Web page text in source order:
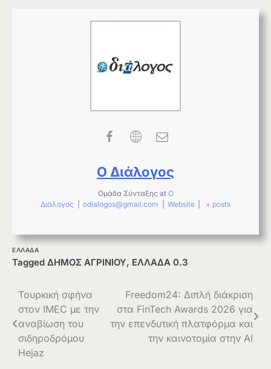
Ο Διάλογος
Ομάδα Σύνταξης at Ο
Διάλογος
odialogos@gmail.com Website + posts
ΕΛΛΑΔΑ
Tagged ΔΗΜΟΣ ΑΓΡΙΝΙΟΥ, ΕΛΛΑΔΑ 0.3
Πλοήγηση
άρθρων
Τουρκική σφήνα
στον IMEC με την
αναβίωση του
σιδηροδρόμου
Hejaz
Freedom24: Διπλή διάκριση
στα FinTech Awards 2026 για
την επενδυτική πλατφόρμα και
την καινοτομία στην AI